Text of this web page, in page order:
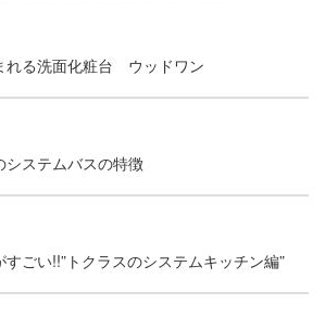
れる洗面化粧台 ウッドワン
システムバスの特徴
ごい!!”トクラスのシステムキッチン編”